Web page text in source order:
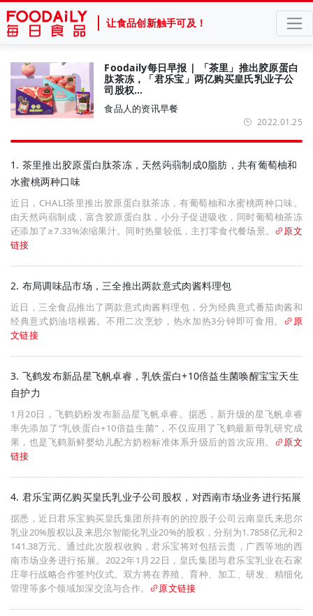
让食品创新触手可及！
Foodaily每日早报 | 「茶里」推出胶原蛋白
肽茶冻，「君乐宝」两亿购买皇氏乳业子公
司股权…
食品人的资讯早餐
2022.01.25
1. 茶里推出胶原蛋白肽茶冻，天然蒟蒻制成0脂肪，共有葡萄柚和
水蜜桃两种口味
近日，CHALI茶里推出胶原蛋白肽茶冻，有葡萄柚和水蜜桃两种口味。
由天然蒟蒻制成，富含胶原蛋白肽，小分子促进吸收，同时葡萄柚茶冻
还添加了≥7.33%浓缩果汁。同时热量较低，主打零食代餐场景。
原文
链接
2. 布局调味品市场，三全推出两款意式肉酱料理包
近日，三全食品推出了两款意式肉酱料理包，分为经典意式番茄肉酱和
经典意式奶油培根酱。不用二次烹炒，热水加热3分钟即可食用。
原
文链接
3. 飞鹤发布新品星飞帆卓睿，乳铁蛋白+10倍益生菌唤醒宝宝天生
自护力
1月20日，飞鹤奶粉发布新品星飞帆卓睿。据悉，新升级的星飞帆卓睿
率先添加了“乳铁蛋白+10倍益生菌”，不仅应用了飞鹤最新母乳研究成
果，也是飞鹤新鲜婴幼儿配方奶粉标准体系升级后的首次应用。
原文
链接
4. 君乐宝两亿购买皇氏乳业子公司股权，对西南市场业务进行拓展
据悉，近日君乐宝购买皇氏集团所持有的的控股子公司云南皇氏来思尔
乳业20%股权以及来思尔智能化乳业20%的股权，分别为1.7858亿元和2
141.38万元。通过此次股权收购，君乐宝将对包括云贵，广西等地的西
南市场业务进行拓展。2022年1月22日，皇氏集团与君乐宝乳业在石家
庄举行战略合作签约仪式。双方将在养殖、育种、加工、研发、精细化
管理等多个领域加深交流与合作。
原文链接